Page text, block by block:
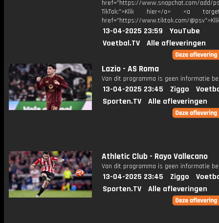
href="https://www.snapchat.com/add/
TikTok:">Klik hier</a> <a
href="https://www.tiktok.com/
13-04-2025 23:59
YouTube
Voetbal.TV
Alle afleveringen
Lazio - AS Roma
Van dit programma is geen informatie
13-04-2025 23:45 Ziggo
Sporten.TV
Alle afleveringen
Athletic Club - Rayo Vallecano
Van dit programma is geen informatie
13-04-2025 23:45 Ziggo
Sporten.TV
Alle afleveringen